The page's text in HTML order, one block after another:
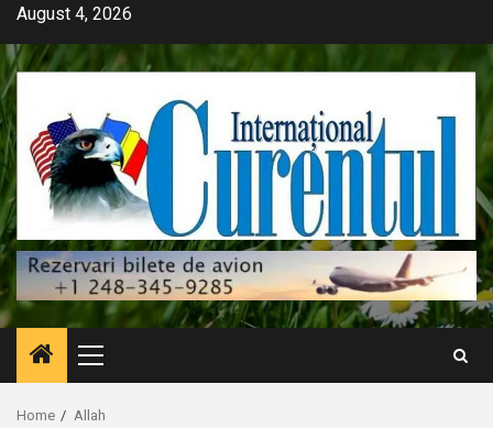
Skip
content
August 4, 2026
Primary
Menu
Home Allah